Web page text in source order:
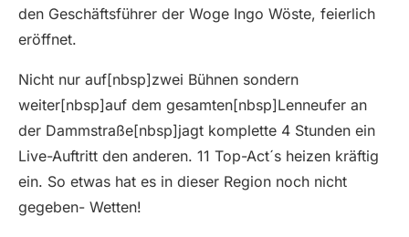
den Geschäftsführer der Woge Ingo Wöste, feierlich
eröffnet.
Nicht nur auf[nbsp]zwei Bühnen sondern
weiter[nbsp]auf dem gesamten[nbsp]Lenneufer an
der Dammstraße[nbsp]jagt komplette 4 Stunden ein
Live-Auftritt den anderen. 11 Top-Act´s heizen kräftig
ein. So etwas hat es in dieser Region noch nicht
gegeben- Wetten!